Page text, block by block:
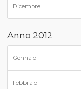
Dicembre
Anno 2012
Gennaio
Febbraio